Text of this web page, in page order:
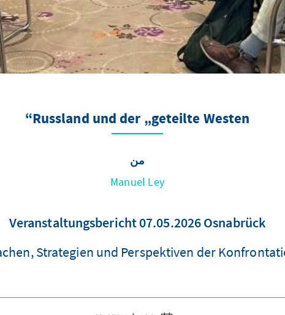
Russland und der „geteilte Westen“
من
Manuel Ley
Veranstaltungsbericht 07.05.2026 Osnabrück
Strategien und Perspektiven der